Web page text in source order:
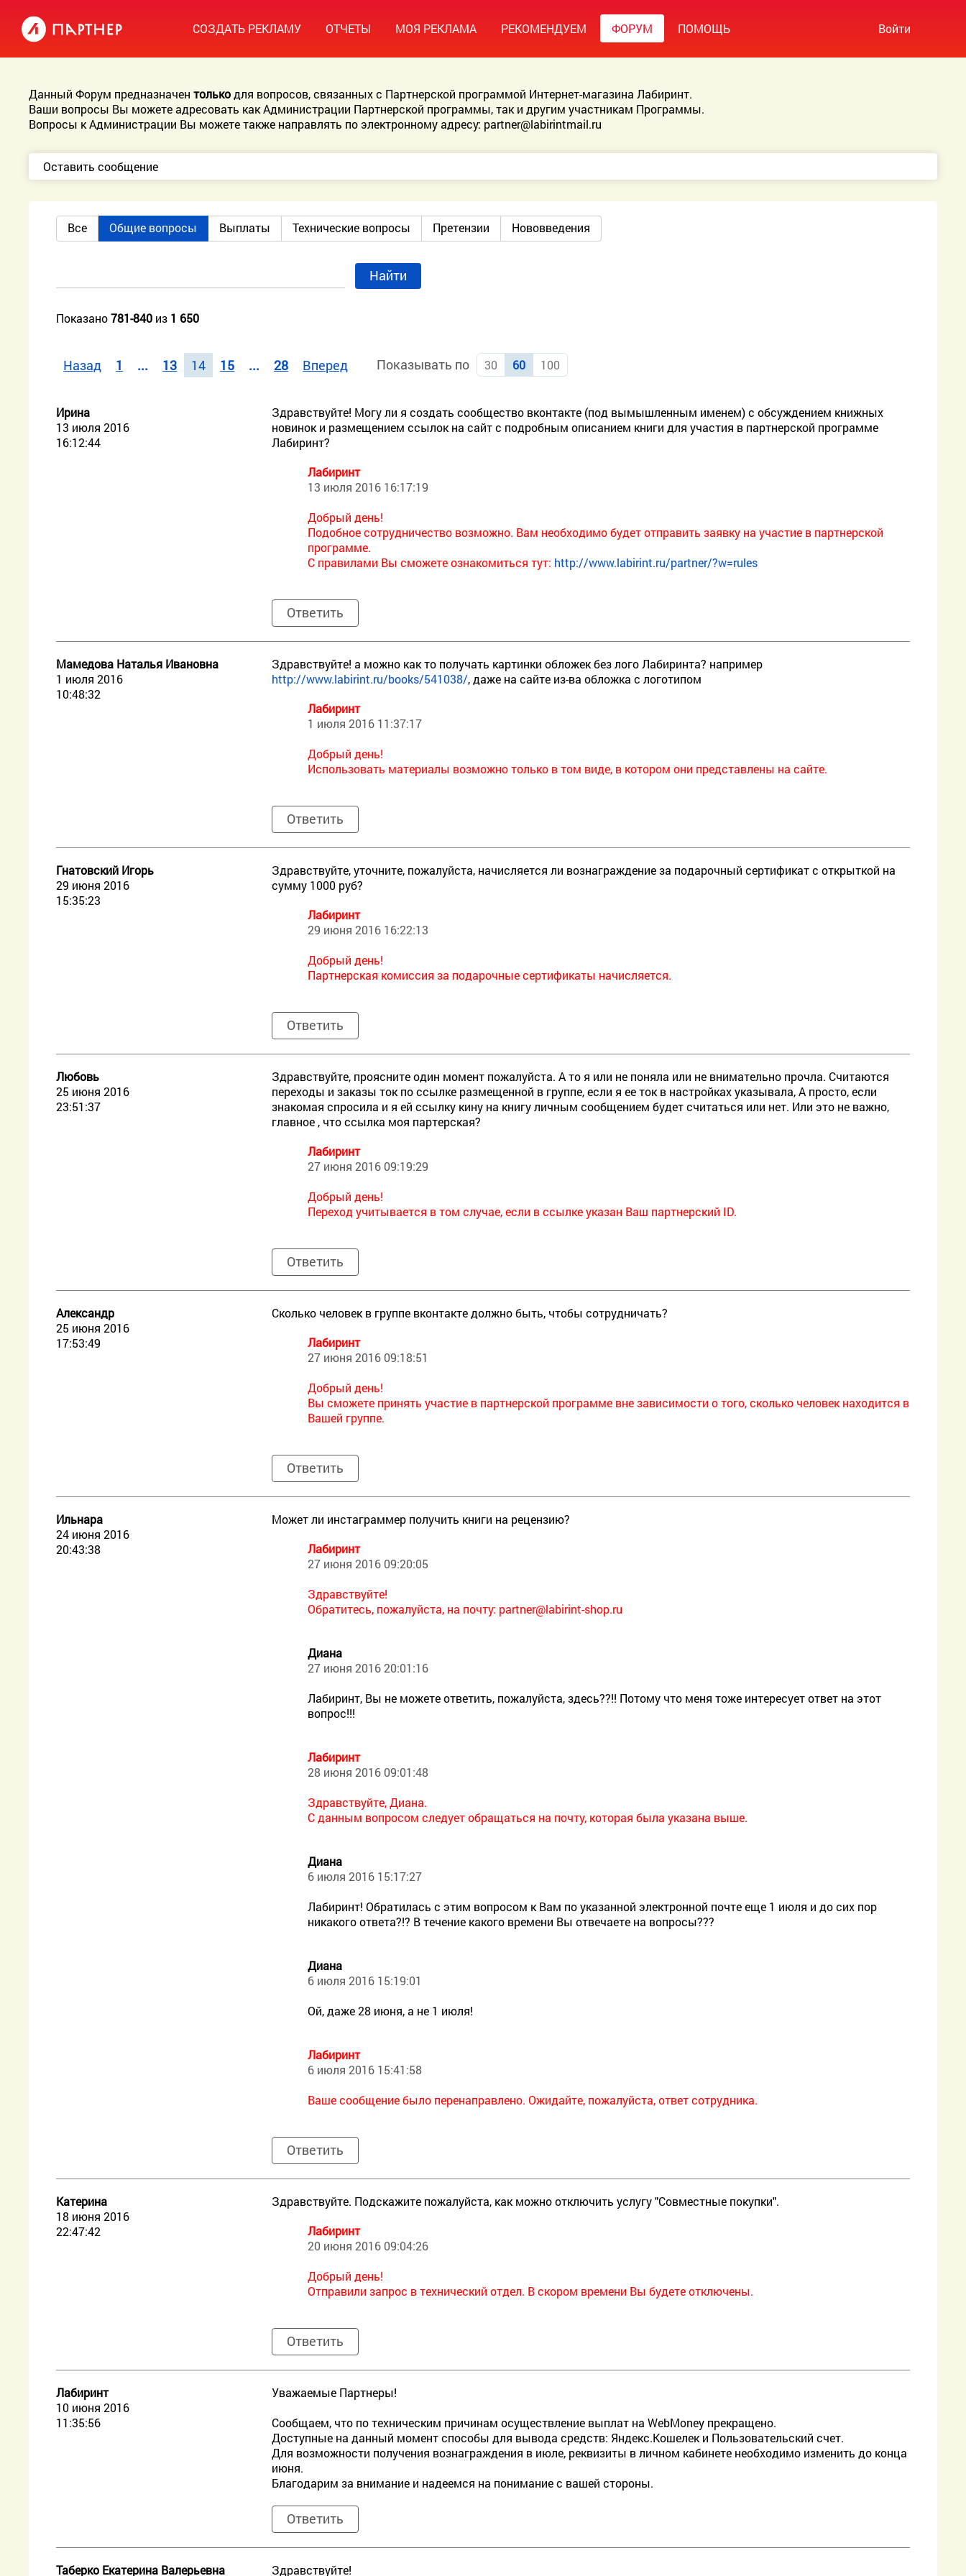
СОЗДАТЬ РЕКЛАМУ ОТЧЕТЫ МОЯ РЕКЛАМА РЕКОМЕНДУЕМ ФОРУМ ПОМОЩЬ Войти
Данный Форум предназначентолькодля вопросов, связанных с Партнерской программой Интернет-магазина Лабиринт.
Ваши вопросы Вы можете адресовать как Администрации Партнерской программы, так и другим участникам Программы.
Вопросы к Администрации Вы можете также направлять по электронному адресу: partner@labirintmail.ru
Оставить сообщение
Все Общие вопросы Выплаты Технические вопросы Претензии Нововведения
Найти
Показано781-840 из 1 650
Назад 1 ... 13 14 15 ... 28 Вперед Показывать по 30 60 100
Ирина
13 июля 2016
16:12:44
Здравствуйте! Могу ли я создать сообщество вконтакте (под вымышленным именем) с обсуждением книжных
новинок и размещением ссылок на сайт с подробным описанием книги для участия в партнерской программе
Лабиринт?
Лабиринт
13 июля 2016 16:17:19
Добрый день!
Подобное сотрудничество возможно. Вам необходимо будет отправить заявку на участие в партнерской
программе.
С правилами Вы сможете ознакомиться тут: http://www.labirint.ru/partner/?w=rules
Ответить
Мамедова Наталья Ивановна
1 июля 2016
10:48:32
Здравствуйте! а можно как то получать картинки обложек без лого Лабиринта? например
http://www.labirint.ru/books/541038/, даже на сайте из-ва обложка с логотипом
Лабиринт
1 июля 2016 11:37:17
Добрый день!
Использовать материалы возможно только в том виде, в котором они представлены на сайте.
Ответить
Гнатовский Игорь
29 июня 2016
15:35:23
Здравствуйте, уточните, пожалуйста, начисляется ли вознаграждение за подарочный сертификат с открыткой на
сумму 1000 руб?
Лабиринт
29 июня 2016 16:22:13
Добрый день!
Партнерская комиссия за подарочные сертификаты начисляется.
Ответить
Любовь
25 июня 2016
23:51:37
Здравствуйте, проясните один момент пожалуйста. А то я или не поняла или не внимательно прочла. Считаются
переходы и заказы ток по ссылке размещенной в группе, если я ее ток в настройках указывала, А просто, если
знакомая спросила и я ей ссылку кину на книгу личным сообщением будет считаться или нет. Или это не важно,
главное , что ссылка моя партерская?
Лабиринт
27 июня 2016 09:19:29
Добрый день!
Переход учитывается в том случае, если в ссылке указан Ваш партнерский ID.
Ответить
Александр
25 июня 2016
17:53:49
Сколько человек в группе вконтакте должно быть, чтобы сотрудничать?
Лабиринт
27 июня 2016 09:18:51
Добрый день!
Вы сможете принять участие в партнерской программе вне зависимости о того, сколько человек находится в
Вашей группе.
Ответить
Ильнара
24 июня 2016
20:43:38
Может ли инстаграммер получить книги на рецензию?
Лабиринт
27 июня 2016 09:20:05
Здравствуйте!
Обратитесь, пожалуйста, на почту: partner@labirint-shop.ru
Диана
27 июня 2016 20:01:16
Лабиринт, Вы не можете ответить, пожалуйста, здесь??!! Потому что меня тоже интересует ответ на этот
вопрос!!!
Лабиринт
28 июня 2016 09:01:48
Здравствуйте, Диана.
С данным вопросом следует обращаться на почту, которая была указана выше.
Диана
6 июля 2016 15:17:27
Лабиринт! Обратилась с этим вопросом к Вам по указанной электронной почте еще 1 июля и до сих пор
никакого ответа?!? В течение какого времени Вы отвечаете на вопросы???
Диана
6 июля 2016 15:19:01
Ой, даже 28 июня, а не 1 июля!
Лабиринт
6 июля 2016 15:41:58
Ваше сообщение было перенаправлено. Ожидайте, пожалуйста, ответ сотрудника.
Ответить
Катерина
18 июня 2016
22:47:42
Здравствуйте. Подскажите пожалуйста, как можно отключить услугу "Совместные покупки".
Лабиринт
20 июня 2016 09:04:26
Добрый день!
Отправили запрос в технический отдел. В скором времени Вы будете отключены.
Ответить
Лабиринт
10 июня 2016
11:35:56
Уважаемые Партнеры!
Сообщаем, что по техническим причинам осуществление выплат на WebMoney прекращено.
Доступные на данный момент способы для вывода средств: Яндекс.Кошелек и Пользовательский счет.
Для возможности получения вознаграждения в июле, реквизиты в личном кабинете необходимо изменить до конца
июня.
Благодарим за внимание и надеемся на понимание с вашей стороны.
Ответить
Таберко Екатерина Валерьевна Здравствуйте!